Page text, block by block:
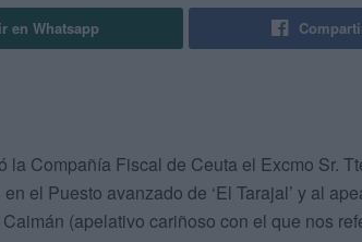
en Whatsapp
la Compañía Fiscal de Ceuta el Excmo Sr.
el Puesto avanzado de ‘El Tarajal’ y al
(apelativo cariñoso con el que nos